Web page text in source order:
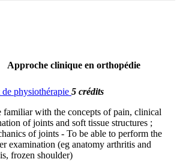
Approche clinique en orthopédie
physiothérapie 5 crédits
familiar with the concepts of pain, clinical
of joints and soft tissue structures ;
of joints - To be able to perform the
examination (eg anatomy arthritis and
frozen shoulder)